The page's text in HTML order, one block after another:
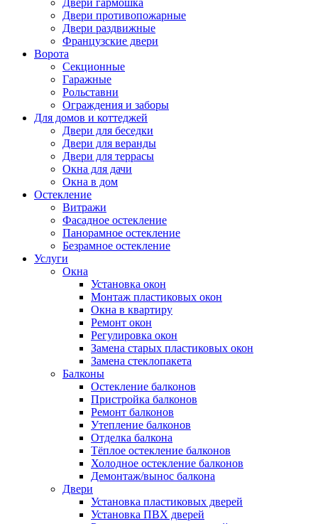
Двери противопожарные
Двери раздвижные
Французские двери
Ворота
Секционные
Гаражные
Рольставни
Ограждения и заборы
Для домов и коттеджей
Двери для беседки
Двери для веранды
Двери для террасы
Окна для дачи
Окна в дом
Остекление
Витражи
Фасадное остекление
Панорамное остекление
Безрамное остекление
Услуги
Окна
Установка окон
Монтаж пластиковых окон
Окна в квартиру
Ремонт окон
Регулировка окон
Замена старых пластиковых окон
Замена стеклопакета
Балконы
Остекление балконов
Пристройка балконов
Ремонт балконов
Утепление балконов
Отделка балкона
Тёплое остекление балконов
Холодное остекление балконов
Демонтаж/вынос балкона
Двери
Установка пластиковых дверей
Установка ПВХ дверей